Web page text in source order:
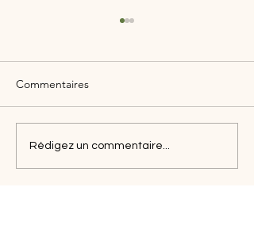
Rétrospective de Pâques
2024
Commentaires
Rédigez un commentaire...